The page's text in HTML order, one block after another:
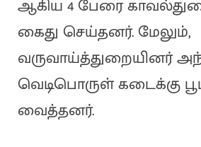
ஆகிய 4 பேரை
கைது செய்தனர். மேலும்,
வருவாய்த்துறையினர்
வெடிபொருள் கடைக்கு
வைத்தனர்.